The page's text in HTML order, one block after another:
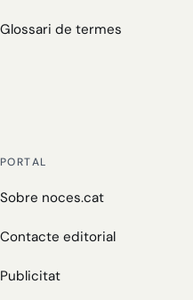
Glossari de termes
PORTAL
Sobre noces.cat
Contacte editorial
Publicitat